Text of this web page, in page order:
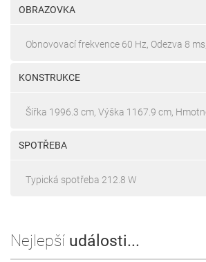
OBRAZOVKA
Obnovovací frekvence 60 Hz, Odezva 8
KONSTRUKCE
Šířka 1996.3 cm, Výška 1167.9 cm,
SPOTŘEBA
Typická spotřeba 212.8 W
Nejlepší události...